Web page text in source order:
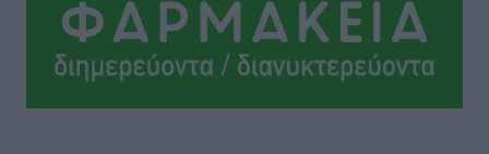
Τοπικές Ειδήσεις• πριν 3 ώρες
Στη Λέρο ο πρόεδρος του ΠΑΣΟΚ Νίκος Ανδρουλάκης
Τοπικές Ειδήσεις• πριν 3 ώρες